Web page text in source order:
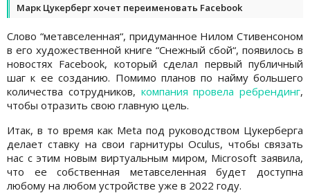
Марк Цукерберг хочет переименовать Facebook
Слово “метавселенная“, придуманное Нилом Стивенсоном
в его художественной книге “Снежный сбой“, появилось в
новостях Facebook, который сделал первый публичный
шаг к ее созданию. Помимо планов по найму большего
количества сотрудников, компания провела ребрендинг,
чтобы отразить свою главную цель.
Итак, в то время как Meta под руководством Цукерберга
делает ставку на свои гарнитуры Oculus, чтобы связать
нас с этим новым виртуальным миром, Microsoft заявила,
что ее собственная метавселенная будет доступна
любому на любом устройстве уже в 2022 году.